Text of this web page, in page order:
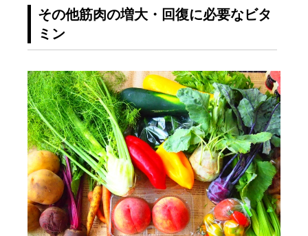
その他筋肉の増大・回復に必要なビタ
ミン